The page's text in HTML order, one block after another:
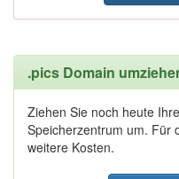
.pics Domain
Ziehen Sie noch heute
Speicherzentrum um. Für
weitere Kosten.